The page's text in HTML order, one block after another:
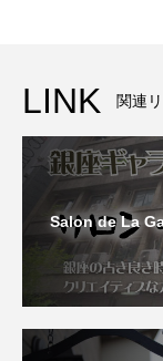
LINK 関連
Salon de La